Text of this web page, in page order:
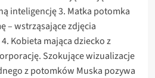
inteligencję 3. Matka potomka
– wstrząsające zdjęcia
Kobieta mająca dziecko z
Szokujące wizualizacje
z potomków Muska pozywa